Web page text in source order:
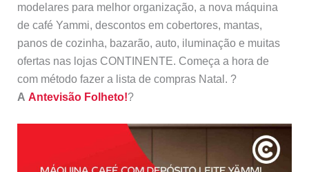
modelares para melhor organização, a nova máquina
de café Yammi, descontos em cobertores, mantas,
panos de cozinha, bazarão, auto, iluminação e muitas
ofertas nas lojas CONTINENTE. Começa a hora de
com método fazer a lista de compras Natal. ?
A Antevisão Folheto!?